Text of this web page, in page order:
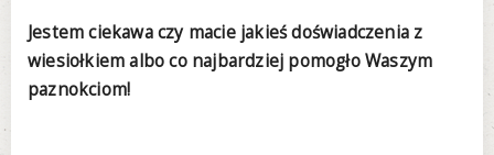
Jestem ciekawa czy macie jakieś doświadczenia z
wiesiołkiem albo co najbardziej pomogło Waszym
paznokciom!